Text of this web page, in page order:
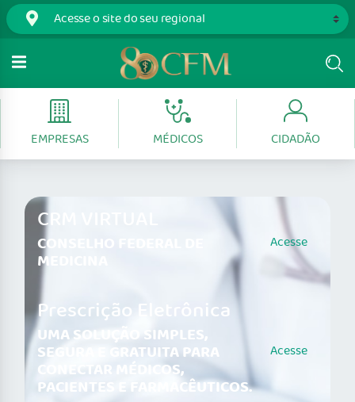
EMPRESAS MÉDICOS CIDADÃO
CRM VIRTUAL
CONSELHO FEDERAL DE
MEDICINA
Acesse
Prescrição Eletrônica
UMA SOLUÇÃO SIMPLES,
SEGURA E GRATUITA PARA
CONECTAR MÉDICOS,
PACIENTES E FARMACÊUTICOS.
Acesse